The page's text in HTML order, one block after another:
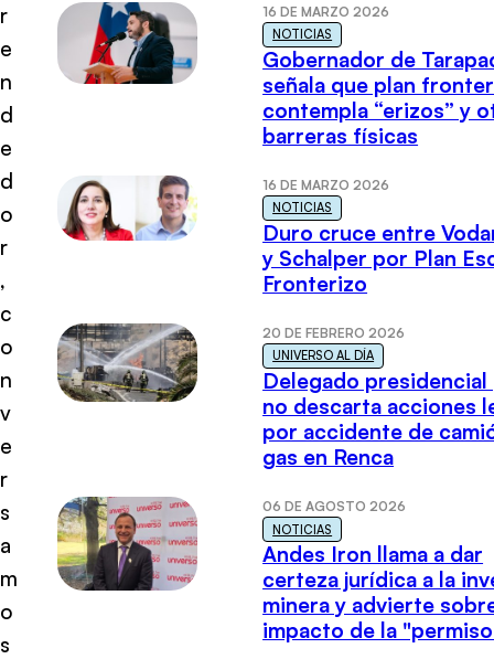
r
e
n
d
e
d
o
r
,
c
o
n
v
e
r
s
a
m
o
s
16 DE MARZO 2026
NOTICIAS
Gobernador de
señala que plan
contempla “erizos” y
barreras físicas
16 DE MARZO 2026
NOTICIAS
Duro cruce entre
y Schalper por Plan
Fronterizo
20 DE FEBRERO 2026
UNIVERSO AL DÍA
Delegado presidencial
no descarta acciones
por accidente de
gas en Renca
06 DE AGOSTO 2026
NOTICIAS
Andes Iron llama a dar
certeza jurídica a la
minera y advierte
impacto de la